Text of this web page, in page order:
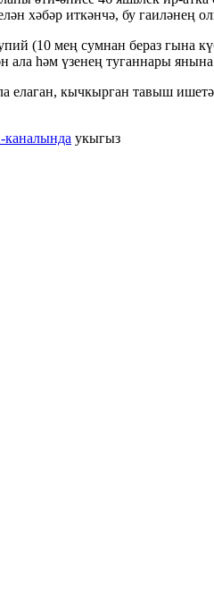
хәбәр иткәнчә, бу гаиләнең
(10 мең сумнан бераз гына
ала һәм үзенең туганнары
елаган, кычкырган тавыш
укыгыз